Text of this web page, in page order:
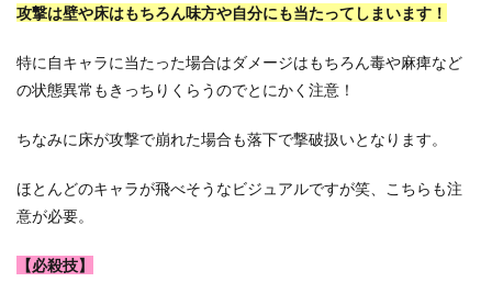
攻撃は壁や床はもちろん味方や自分にも当たってしまいます！
特に自キャラに当たった場合はダメージはもちろん毒や麻痺など
の状態異常もきっちりくらうのでとにかく注意！
ちなみに床が攻撃で崩れた場合も落下で撃破扱いとなります。
ほとんどのキャラが飛べそうなビジュアルですが笑、こちらも注
意が必要。
【必殺技】